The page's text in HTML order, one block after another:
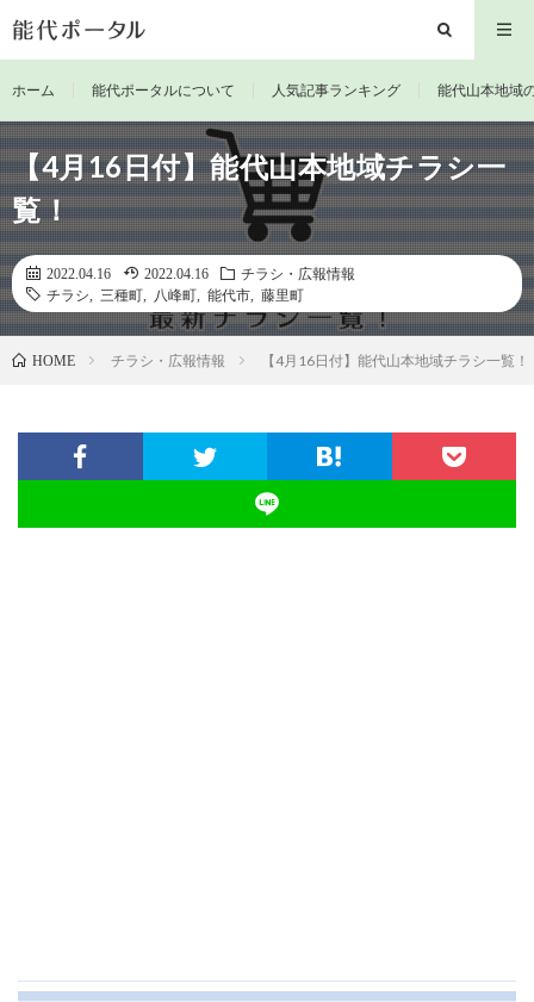
ホーム 能代ポータルについて 人気記事ランキング 能代山本地域
【4月16日付】能代山本地域チラシ一
覧！
2022.04.16 2022.04.16
チラシ・広報情報
チラシ
三種町 八峰町 能代市 藤里町
HOME チラシ・広報情報 【4月16日付】能代山本地域チラシ一覧！